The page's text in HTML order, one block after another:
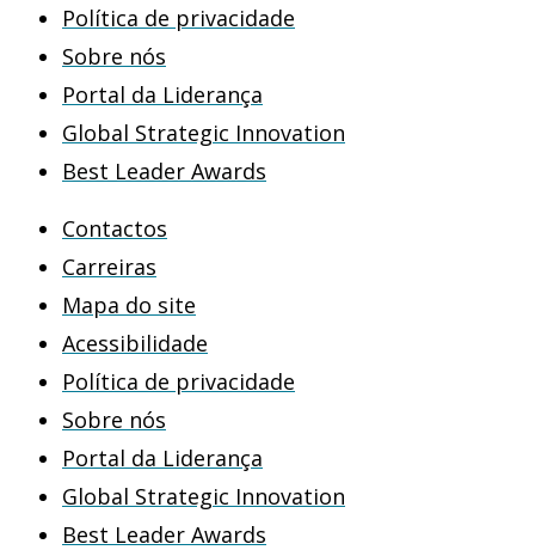
Política de privacidade
Sobre nós
Portal da Liderança
Global Strategic Innovation
Best Leader Awards
Contactos
Carreiras
Mapa do site
Acessibilidade
Política de privacidade
Sobre nós
Portal da Liderança
Global Strategic Innovation
Best Leader Awards